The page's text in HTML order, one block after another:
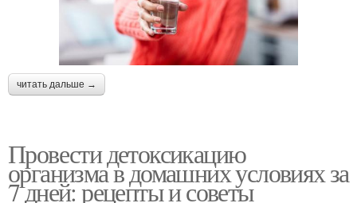
читать дальше →
Провести детоксикацию
организма в домашних условиях за
7 дней: рецепты и советы